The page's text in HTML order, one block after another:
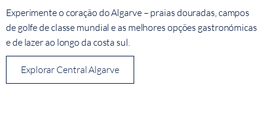
Experimente o coração do Algarve – praias douradas, campos
de golfe de classe mundial e as melhores opções gastronómicas
e de lazer ao longo da costa sul.
Explorar Central Algarve